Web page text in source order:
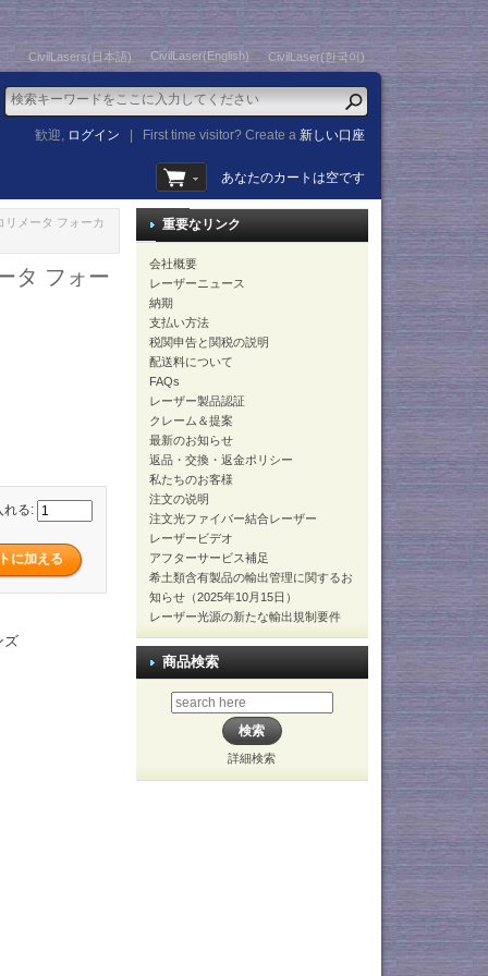
CivilLasers(日本語) CivilLaser(English) CivilLaser(한국어)
歓迎, ログイン First time visitor? Create a新しい口座
あなたのカートは空です
メータ フォーカ
タ フォー
れる:
ズ
重要なリンク
会社概要
レーザーニュース
納期
支払い方法
税関申告と関税の説明
配送料について
FAQs
レーザー製品認証
クレーム＆提案
最新のお知らせ
返品・交換・返金ポリシー
私たちのお客様
注文の说明
注文光ファイバー結合レーザー
レーザービデオ
アフターサービス補足
希土類含有製品の輸出管理に関するお
知らせ（2025年10月15日）
レーザー光源の新たな輸出規制要件
商品検索
詳細検索